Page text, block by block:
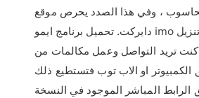
، وفي هذا الصدد يحرص موقع
دايركت. تحميل برنامج ايمو imo للكمبيوتر. بعد تنزيل
كنت تريد التواصل وعمل مكالمات من
الكمبيوتر او الاب توب فتستطيع ذلك
المباشر الموجود في النسخة